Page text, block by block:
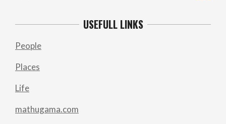
USEFULL LINKS
People
Places
Life
mathugama.com